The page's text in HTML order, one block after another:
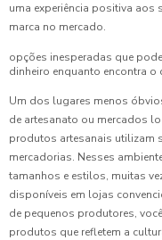
uma experiência positiva aos
marca no mercado.
opções inesperadas que
dinheiro enquanto encontra o
Um dos lugares menos
de artesanato ou mercados
produtos artesanais utilizam
mercadorias. Nesses
tamanhos e estilos, muitas
disponíveis em lojas
de pequenos produtores,
produtos que refletem a